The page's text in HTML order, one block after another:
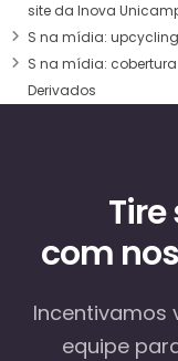
site da Inova
S na mídia:
S na mídia:
Derivados
com
Incentivamos
equipe